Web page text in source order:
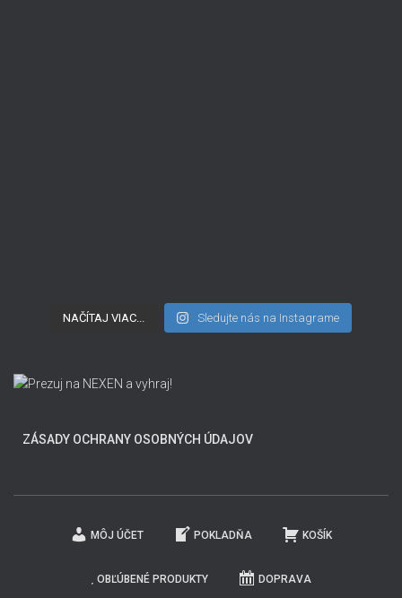
NAČÍTAJ VIAC... Sledujte nás na Instagrame
ZÁSADY OCHRANY OSOBNÝCH ÚDAJOV
MÔJ ÚČET POKLADŇA KOŠÍK
OBĽÚBENÉ PRODUKTY DOPRAVA